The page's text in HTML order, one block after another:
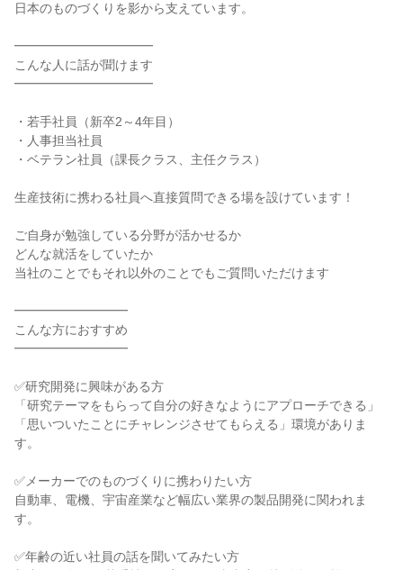
日本のものづくりを影から支えています。
━━━━━━━━━━━
こんな人に話が聞けます
━━━━━━━━━━━
・若手社員（新卒2～4年目）
・人事担当社員
・ベテラン社員（課長クラス、主任クラス）
生産技術に携わる社員へ直接質問できる場を設けています！
ご自身が勉強している分野が活かせるか
どんな就活をしていたか
当社のことでもそれ以外のことでもご質問いただけます
━━━━━━━━━
こんな方におすすめ
━━━━━━━━━
✅研究開発に興味がある方
「研究テーマをもらって自分の好きなようにアプローチできる」
「思いついたことにチャレンジさせてもらえる」環境がありま
す。
✅メーカーでのものづくりに携わりたい方
自動車、電機、宇宙産業など幅広い業界の製品開発に関われま
す。
✅年齢の近い社員の話を聞いてみたい方